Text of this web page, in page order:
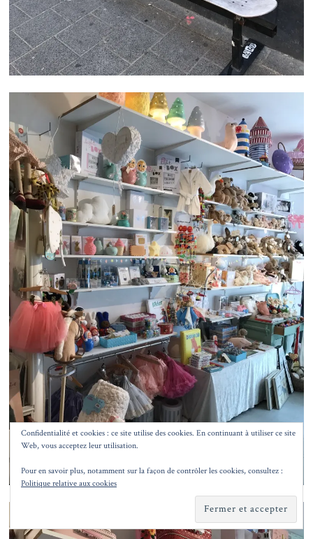
Confidentialité et cookies : ce site utilise des cookies. En continuant à utiliser ce site
Web, vous acceptez leur utilisation.
Pour en savoir plus, notamment sur la façon de contrôler les cookies, consultez :
Politique relative aux cookies